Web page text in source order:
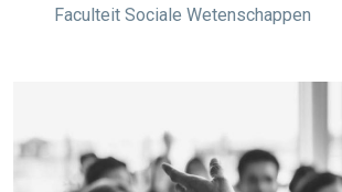
Faculteit Sociale Wetenschappen